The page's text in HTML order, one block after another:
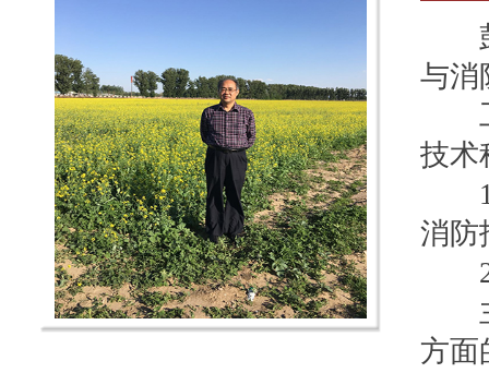
彭
与消
工
技术
消防
主
方面